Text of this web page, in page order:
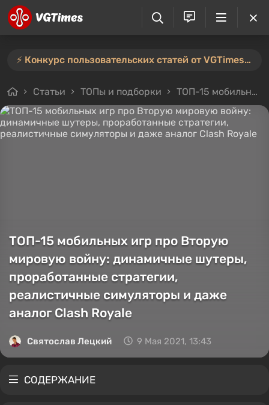
⚡️ Конкурс пользовательских статей от VGTimes продлён — участвуйте тут ⚡️
Статьи ТОПы и подборки ТОП-15 мобильных игр про Вторую мировую войну: динамичные шутеры, проработанные стратегии, реалистичные симуляторы и даже аналог Clash Royale
ТОП-15 мобильных игр про Вторую
мировую войну: динамичные шутеры,
проработанные стратегии,
реалистичные симуляторы и даже
аналог Clash Royale
Святослав Лецкий 9 Мая 2021, 13:43
СОДЕРЖАНИЕ